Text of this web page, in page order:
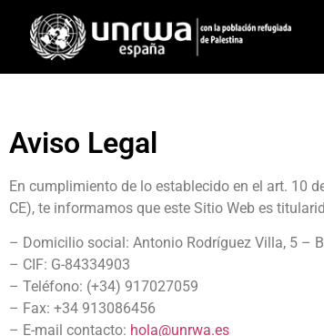
Aviso Legal
En cumplimiento de lo establecido en el art. 10
CE), te informamos que este Sitio Web es
– Domicilio social: Antonio Rodríguez Villa, 5 –
– CIF: G-84334903
– Teléfono: (+34) 917027059
– Fax: +34 913086456
– E-mail contacto: hola@unrwa.es